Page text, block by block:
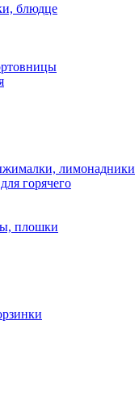
блюдце
лимонадники
горячего
плошки